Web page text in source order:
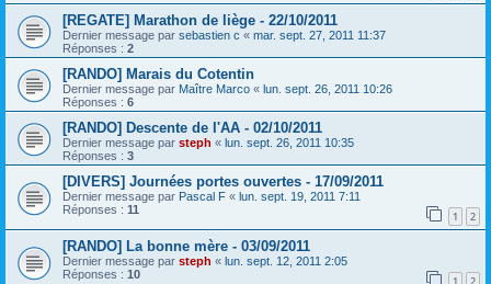
[REGATE] Marathon de liège - 22/10/2011
Dernier message par sebastien c « mar. sept. 27, 2011 11:37
Réponses : 2
[RANDO] Marais du Cotentin
Dernier message par Maître Marco « lun. sept. 26, 2011 10:26
Réponses : 6
[RANDO] Descente de l'AA - 02/10/2011
Dernier message par steph « lun. sept. 26, 2011 10:35
Réponses : 3
[DIVERS] Journées portes ouvertes - 17/09/2011
Dernier message par Pascal F « lun. sept. 19, 2011 7:11
Réponses : 11 1 2
[RANDO] La bonne mère - 03/09/2011
Dernier message par steph « lun. sept. 12, 2011 2:05
Réponses : 10 1 2